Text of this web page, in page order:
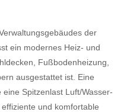
der
ein modernes Heiz- und
Fußbodenheizung,
ausgestattet ist. Eine
Spitzenlast Luft/Wasser-
und komfortable